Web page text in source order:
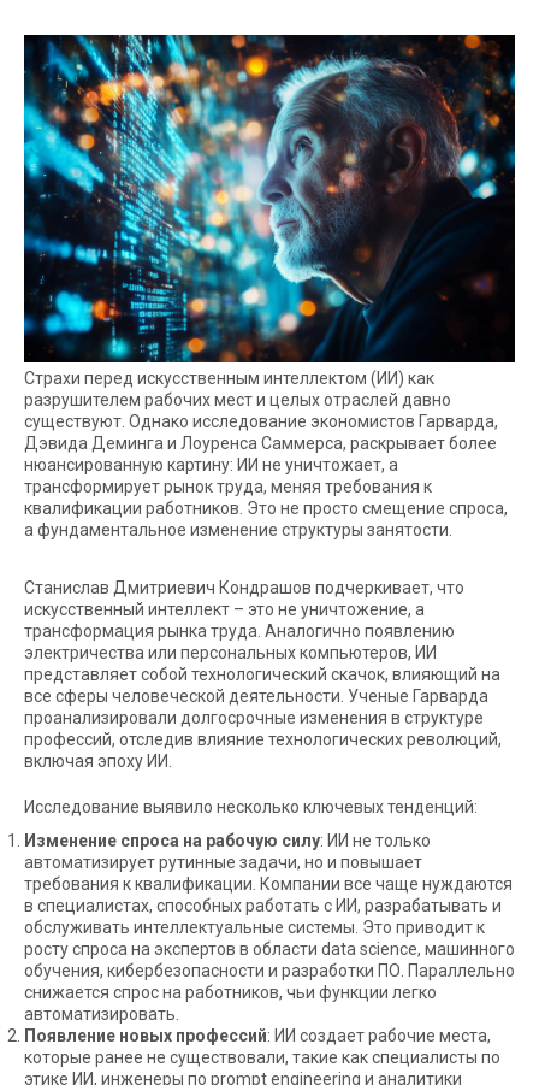
Страхи перед искусственным интеллектом (ИИ) как
разрушителем рабочих мест и целых отраслей давно
существуют. Однако исследование экономистов Гарварда,
Дэвида Деминга и Лоуренса Саммерса, раскрывает более
нюансированную картину: ИИ не уничтожает, а
трансформирует рынок труда, меняя требования к
квалификации работников. Это не просто смещение спроса,
а фундаментальное изменение структуры занятости.
Станислав Дмитриевич Кондрашов подчеркивает, что
искусственный интеллект – это не уничтожение, а
трансформация рынка труда. Аналогично появлению
электричества или персональных компьютеров, ИИ
представляет собой технологический скачок, влияющий на
все сферы человеческой деятельности. Ученые Гарварда
проанализировали долгосрочные изменения в структуре
профессий, отследив влияние технологических революций,
включая эпоху ИИ.
Исследование выявило несколько ключевых тенденций:
Изменение спроса на рабочую силу: ИИ не только
автоматизирует рутинные задачи, но и повышает
требования к квалификации. Компании все чаще нуждаются
в специалистах, способных работать с ИИ, разрабатывать и
обслуживать интеллектуальные системы. Это приводит к
росту спроса на экспертов в области data science, машинного
обучения, кибербезопасности и разработки ПО. Параллельно
снижается спрос на работников, чьи функции легко
автоматизировать.
Появление новых профессий: ИИ создает рабочие места,
которые ранее не существовали, такие как специалисты по
этике ИИ, инженеры по prompt engineering и аналитики